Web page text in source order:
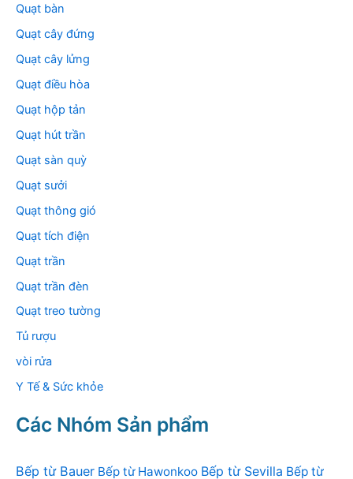
Quạt bàn
Quạt cây đứng
Quạt cây lửng
Quạt điều hòa
Quạt hộp tản
Quạt hút trần
Quạt sàn quỳ
Quạt sưởi
Quạt thông gió
Quạt tích điện
Quạt trần
Quạt trần đèn
Quạt treo tường
Tủ rượu
vòi rửa
Y Tế & Sức khỏe
Các Nhóm Sản phẩm
Bếp từ Bauer Bếp từ Hawonkoo Bếp từ Sevilla Bếp từ